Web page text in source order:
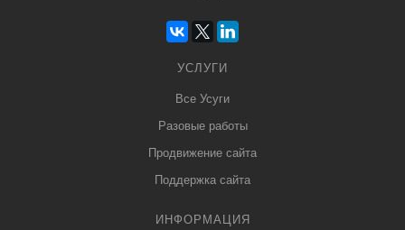
УСЛУГИ
Все Усуги
Разовые работы
Продвижение сайта
Поддержка сайта
ИНФОРМАЦИЯ